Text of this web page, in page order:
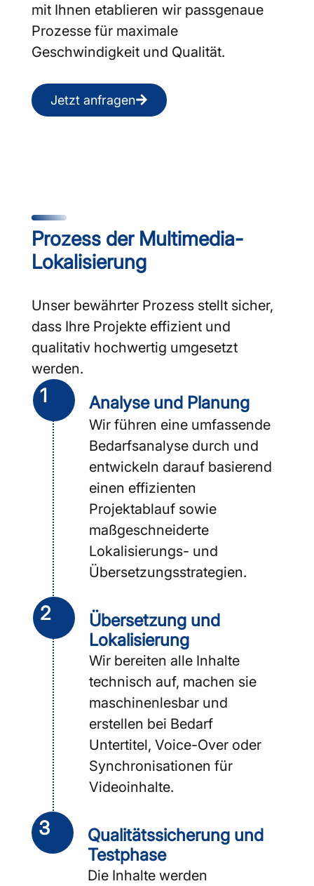
mit Ihnen etablieren wir passgenaue
Prozesse für maximale
Geschwindigkeit und Qualität.
Jetzt anfragen
Prozess der Multimedia-
Lokalisierung
Unser bewährter Prozess stellt sicher,
dass Ihre Projekte effizient und
qualitativ hochwertig umgesetzt
werden.
1 Analyse und Planung
Wir führen eine umfassende
Bedarfsanalyse durch und
entwickeln darauf basierend
einen effizienten
Projektablauf sowie
maßgeschneiderte
Lokalisierungs- und
Übersetzungsstrategien.
2
Übersetzung und
Lokalisierung
Wir bereiten alle Inhalte
technisch auf, machen sie
maschinenlesbar und
erstellen bei Bedarf
Untertitel, Voice-Over oder
Synchronisationen für
Videoinhalte.
3
Qualitätssicherung und
Testphase
Die Inhalte werden